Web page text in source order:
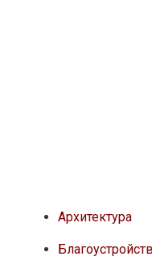
Архитектура